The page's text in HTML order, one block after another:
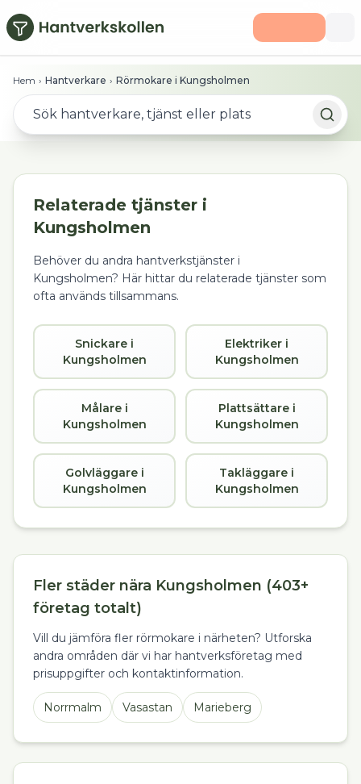
Hoppa till huvudinnehåll
Hem › Hantverkare › Rörmokare i Kungsholmen
Relaterade tjänster i
Kungsholmen
Behöver du andra hantverkstjänster i
Kungsholmen? Här hittar du relaterade tjänster som
ofta används tillsammans.
Snickare i
Kungsholmen
Elektriker i
Kungsholmen
Målare i
Kungsholmen
Plattsättare i
Kungsholmen
Golvläggare i
Kungsholmen
Takläggare i
Kungsholmen
Fler städer nära Kungsholmen (403+
företag totalt)
Vill du jämföra fler rörmokare i närheten? Utforska
andra områden där vi har hantverksföretag med
prisuppgifter och kontaktinformation.
Norrmalm Vasastan Marieberg